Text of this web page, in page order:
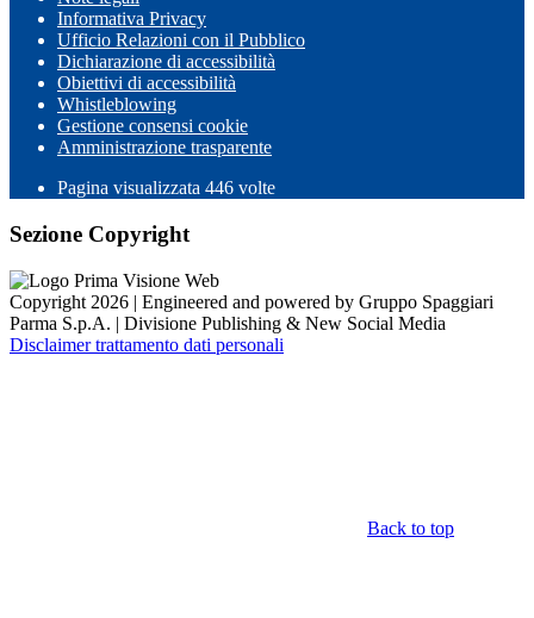
Informativa Privacy
Ufficio Relazioni con il Pubblico
Dichiarazione di accessibilità
Obiettivi di accessibilità
Whistleblowing
Gestione consensi cookie
Amministrazione trasparente
Pagina visualizzata 446 volte
Sezione Copyright
Copyright 2026 | Engineered and powered by Gruppo Spaggiari
Parma S.p.A. | Divisione Publishing & New Social Media
Disclaimer trattamento dati personali
Back to top